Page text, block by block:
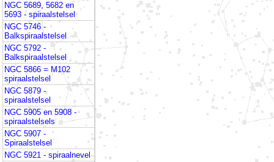
NGC 5689, 5682 en
5693 - spiraalstelsel
NGC 5746 -
Balkspiraalstelsel
NGC 5792 -
Balkspiraalstelsel
NGC 5866 = M102
spiraalstelsel
NGC 5879 -
spiraalstelsel
NGC 5905 en 5908 -
spiraalstelsels
NGC 5907 -
Spiraalstelsel
NGC 5921 - spiraalnevel